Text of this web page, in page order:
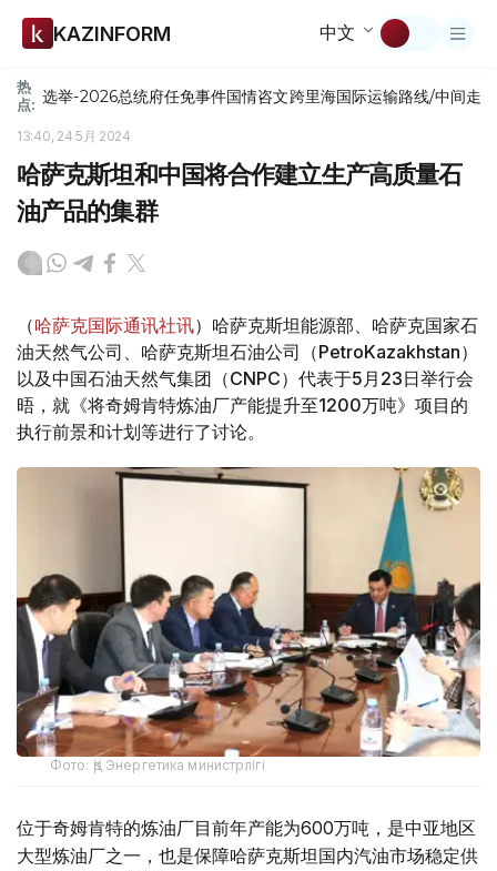
KAZINFORM 中文
热
点: 选举-2026总统府任免事件国情咨文跨里海国际运输路线/中间走廊
13:40, 24 5月 2024
哈萨克斯坦和中国将合作建立生产高质量石
油产品的集群
（哈萨克国际通讯社讯）哈萨克斯坦能源部、哈萨克国家石
油天然气公司、哈萨克斯坦石油公司（PetroKazakhstan）
以及中国石油天然气集团（CNPC）代表于5月23日举行会
晤，就《将奇姆肯特炼油厂产能提升至1200万吨》项目的
执行前景和计划等进行了讨论。
Фото: Қр Энергетика министрлігі
位于奇姆肯特的炼油厂目前年产能为600万吨，是中亚地区
大型炼油厂之一，也是保障哈萨克斯坦国内汽油市场稳定供